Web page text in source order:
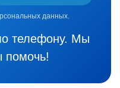
данных.
телефону. Мы
помочь!